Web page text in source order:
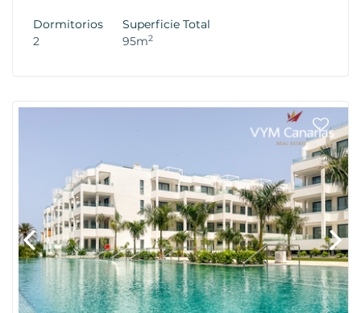
Dormitorios
2
Superficie Total
95m2